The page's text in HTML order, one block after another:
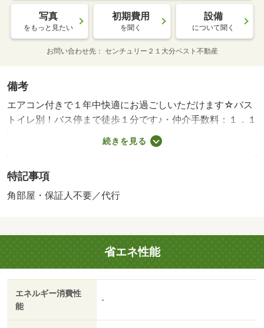
写真
をもっと見たい
初期費用
を聞く
設備
について聞く
お問い合わせ先 センチュリー２１大分ベスト不動産
備考
エアコン付きで１年中快適にお過ごしいただけます☆バス
トイレ別！バス停まで徒歩１分です♪・仲介手数料：１．１
ヶ月/室内清掃費用 60000円/町内会費 500円/ruumサポー
ト 1980円/鍵セット費 3300円
続きを見る
特記事項
角部屋・保証人不要／代行
省エネ性能
エネルギー消費性
能
-